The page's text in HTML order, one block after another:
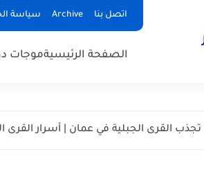
اتصل بنا Archive سياسة
الصفحة الرئيسيةموجات
تجذب القرى الجبلية في عمان | أسرار القرى